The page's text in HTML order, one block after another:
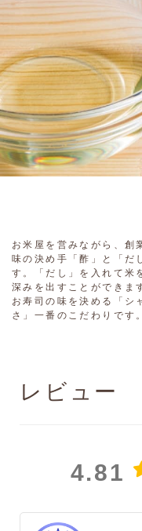
お米屋を営みながら、創
味の決め手「酢」と「だ
す。「だし」を入れて米
深みを出すことができま
お寿司の味を決める「シ
さ」一番のこだわりです。
レビュー
4.81